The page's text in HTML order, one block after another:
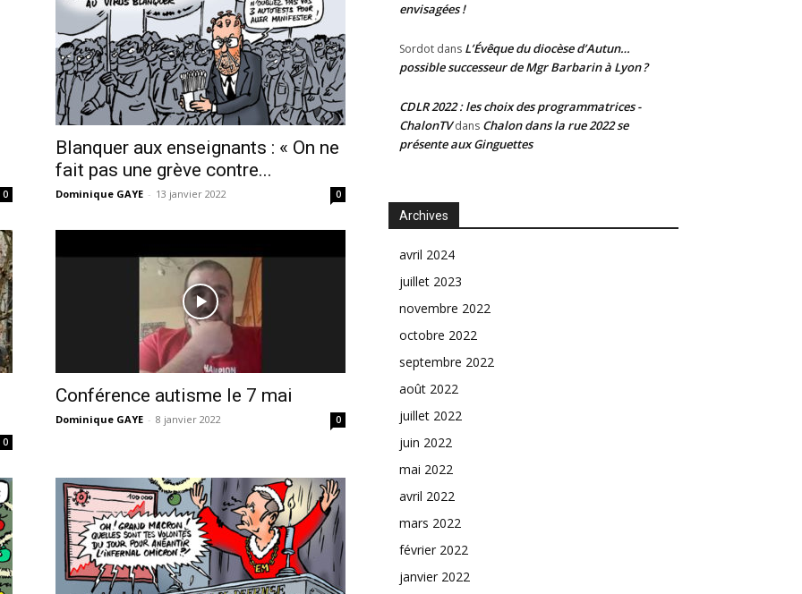
0
Blanquer aux enseignants : « On ne
fait pas une grève contre...
Dominique GAYE - 13 janvier 2022 0
0
Conférence autisme le 7 mai
Dominique GAYE - 8 janvier 2022 0
envisagées !
Sordot dans L’Évêque du diocèse d’Autun…
possible successeur de Mgr Barbarin à Lyon ?
CDLR 2022 : les choix des programmatrices -
ChalonTVdans Chalon dans la rue 2022 se
présente aux Ginguettes
Archives
avril 2024
juillet 2023
novembre 2022
octobre 2022
septembre 2022
août 2022
juillet 2022
juin 2022
mai 2022
avril 2022
mars 2022
février 2022
janvier 2022